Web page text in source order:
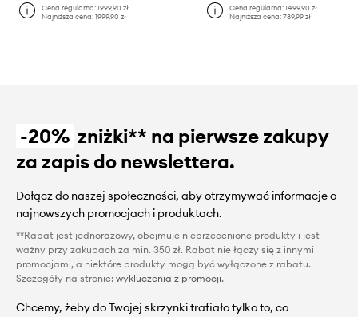
Cena regularna:1999,90 zł
Najniższa cena:1999,90 zł
Cena regularna: 1499,90 zł
Najniższa cena: 789,99 zł
-20% zniżki** na pierwsze zakupy
za zapis do newslettera.
Dołącz do naszej społeczności, aby otrzymywać informacje o
najnowszych promocjach i produktach.
**Rabat jest jednorazowy, obejmuje nieprzecenione produkty i jest
ważny przy zakupach za min. 350 zł. Rabat nie łączy się z innymi
promocjami, a niektóre produkty mogą być wyłączone z rabatu.
Szczegóły na stronie: wykluczenia z promocji.
Chcemy, żeby do Twojej skrzynki trafiało tylko to, co